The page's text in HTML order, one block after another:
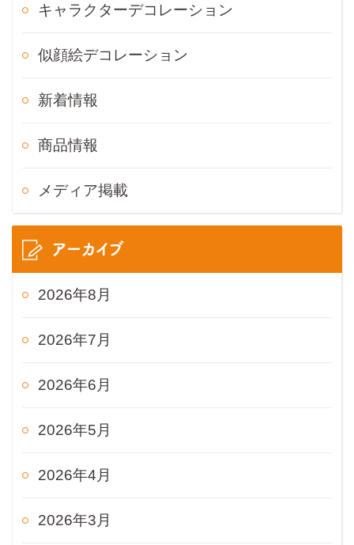
キャラクターデコレーション
似顔絵デコレーション
新着情報
商品情報
メディア掲載
アーカイブ
2026年8月
2026年7月
2026年6月
2026年5月
2026年4月
2026年3月